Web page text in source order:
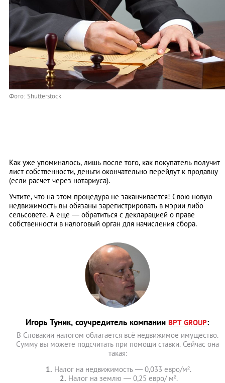
Фото: Shutterstock
Как уже упоминалось, лишь после того, как покупатель получит
лист собственности, деньги окончательно перейдут к продавцу
(если расчет через нотариуса).
Учтите, что на этом процедура не заканчивается! Свою новую
недвижимость вы обязаны зарегистрировать в мэрии либо
сельсовете. А еще ― обратиться с декларацией о праве
собственности в налоговый орган для начисления сбора.
Игорь Туник, соучредитель компании BPT GROUP:
В Словакии налогом облагается всё недвижимое имущество.
Сумму вы можете подсчитать при помощи ставки. Сейчас она
такая:
1. Налог на недвижимость — 0,033 евро/м².
2. Налог на землю ― 0,25 евро/ м².